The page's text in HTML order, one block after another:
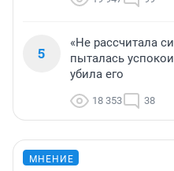
5
«Не рассчитала
пыталась
убила его
18 353 38
МНЕНИЕ